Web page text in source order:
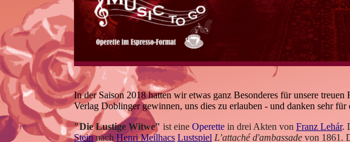
In der Saison 2018 hatten wir etwas ganz Besonderes für unsere
Verlag Doblinger gewinnen, uns dies zu erlauben - und danken sehr für
"Die Lustige Witwe" ist eine Operette in drei Akten von Franz Lehár.
SteinnachHenri Meilhacs Lustspiel L’attaché d'ambassade von 1861.